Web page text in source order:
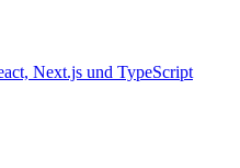
Next.js und TypeScript